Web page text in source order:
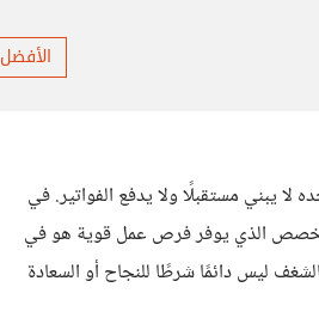
الأفضل
يبني مستقبلًا ولا يدفع الفواتير. في
التخصص الذي يوفر فرص عمل قوية هو في
ليس دائمًا شرطًا للنجاح أو السعادة